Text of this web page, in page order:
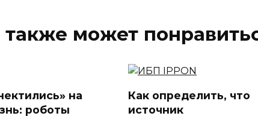
может
на
роботы
Как определить, что
источник